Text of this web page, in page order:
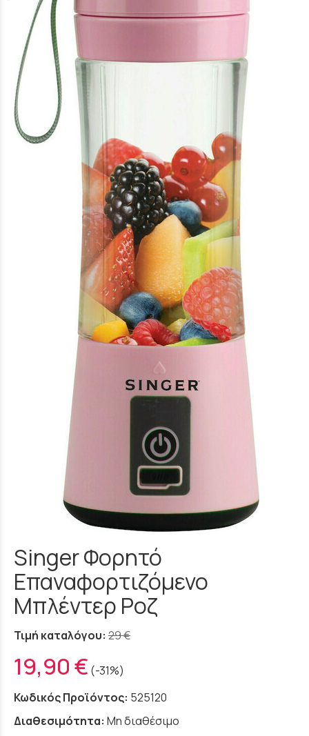
Singer Φορητό
Επαναφορτιζόμενο
Μπλέντερ Ροζ
Τιμή καταλόγου: 29 €
19,90 € (-31%)
Κωδικός Προϊόντος: 525120
Διαθεσιμότητα: Μη διαθέσιμο